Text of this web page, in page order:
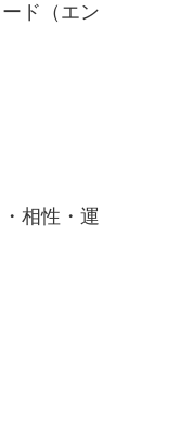
ド（エン
相性・運